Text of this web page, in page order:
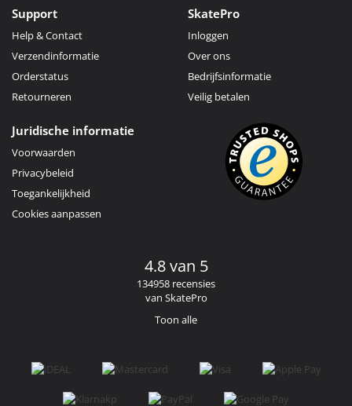
Support
Help & Contact
Verzendinformatie
Orderstatus
Retourneren
SkatePro
Inloggen
Over ons
Bedrijfsinformatie
Veilig betalen
Juridische informatie
Voorwaarden
Privacybeleid
Toegankelijkheid
Cookies aanpassen
4.8 van 5
134958 recensies
van SkatePro
Toon alle